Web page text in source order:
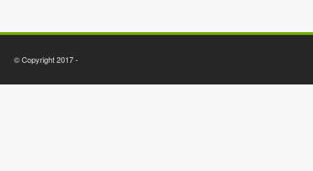
© Copyright 2017 -